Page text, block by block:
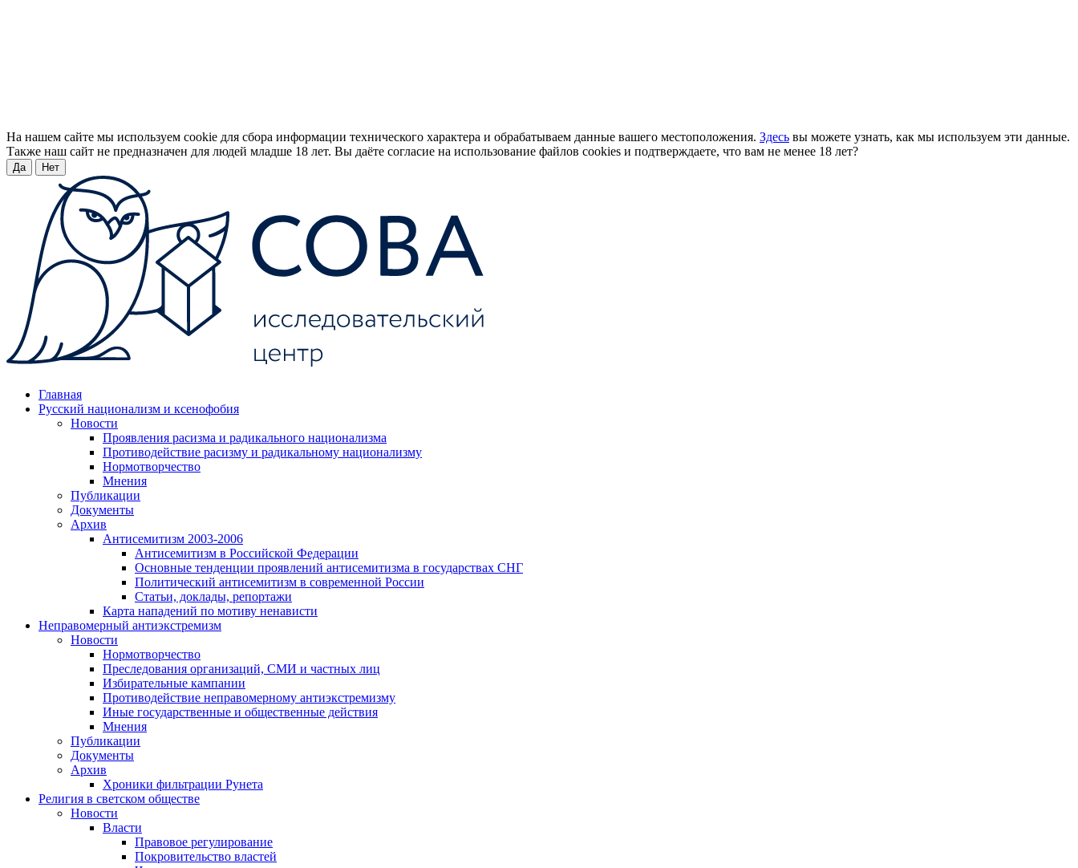
На нашем сайте мы используем cookie для сбора информации технического характера и обрабатываем данные вашего местоположения. Здесь вы можете узнать, как мы используем эти данные.
Также наш сайт не предназначен для людей младше 18 лет. Вы даёте согласие на использование файлов cookies и подтверждаете, что вам не менее 18 лет?
Да Нет
Главная
Русский национализм и ксенофобия
Новости
Проявления расизма и радикального национализма
Противодействие расизму и радикальному национализму
Нормотворчество
Мнения
Публикации
Документы
Архив
Антисемитизм 2003-2006
Антисемитизм в Российской Федерации
Основные тенденции проявлений антисемитизма в государствах СНГ
Политический антисемитизм в современной России
Статьи, доклады, репортажи
Карта нападений по мотиву ненависти
Неправомерный антиэкстремизм
Новости
Нормотворчество
Преследования организаций, СМИ и частных лиц
Избирательные кампании
Противодействие неправомерному антиэкстремизму
Иные государственные и общественные действия
Мнения
Публикации
Документы
Архив
Хроники фильтрации Рунета
Религия в светском обществе
Новости
Власти
Правовое регулирование
Покровительство властей